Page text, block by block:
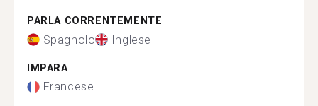
PARLA CORRENTEMENTE
Spagnolo Inglese
IMPARA
Francese